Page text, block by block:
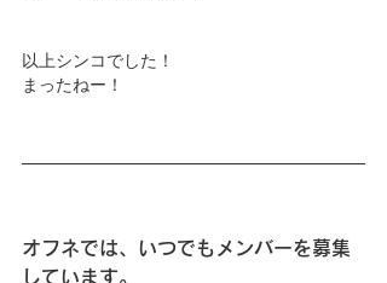
以上シンコでした！
まったねー！
オフネでは、いつでもメンバーを募集
しています。